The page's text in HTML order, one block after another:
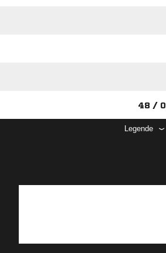
48 / 0
Legende